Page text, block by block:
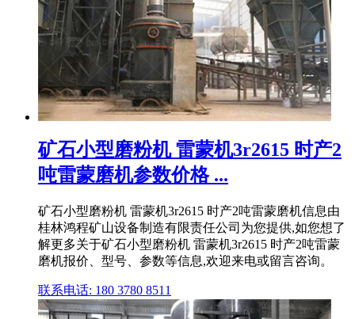
矿石小型磨粉机 雷蒙机3r2615 时产2
吨雷蒙磨机参数价格 ...
矿石小型磨粉机 雷蒙机3r2615 时产2吨雷蒙磨机信息由
桂林鸿程矿山设备制造有限责任公司为您提供,如您想了
解更多关于矿石小型磨粉机 雷蒙机3r2615 时产2吨雷蒙
磨机报价、型号、参数等信息,欢迎来电或留言咨询。
联系电话: 180 3780 8511